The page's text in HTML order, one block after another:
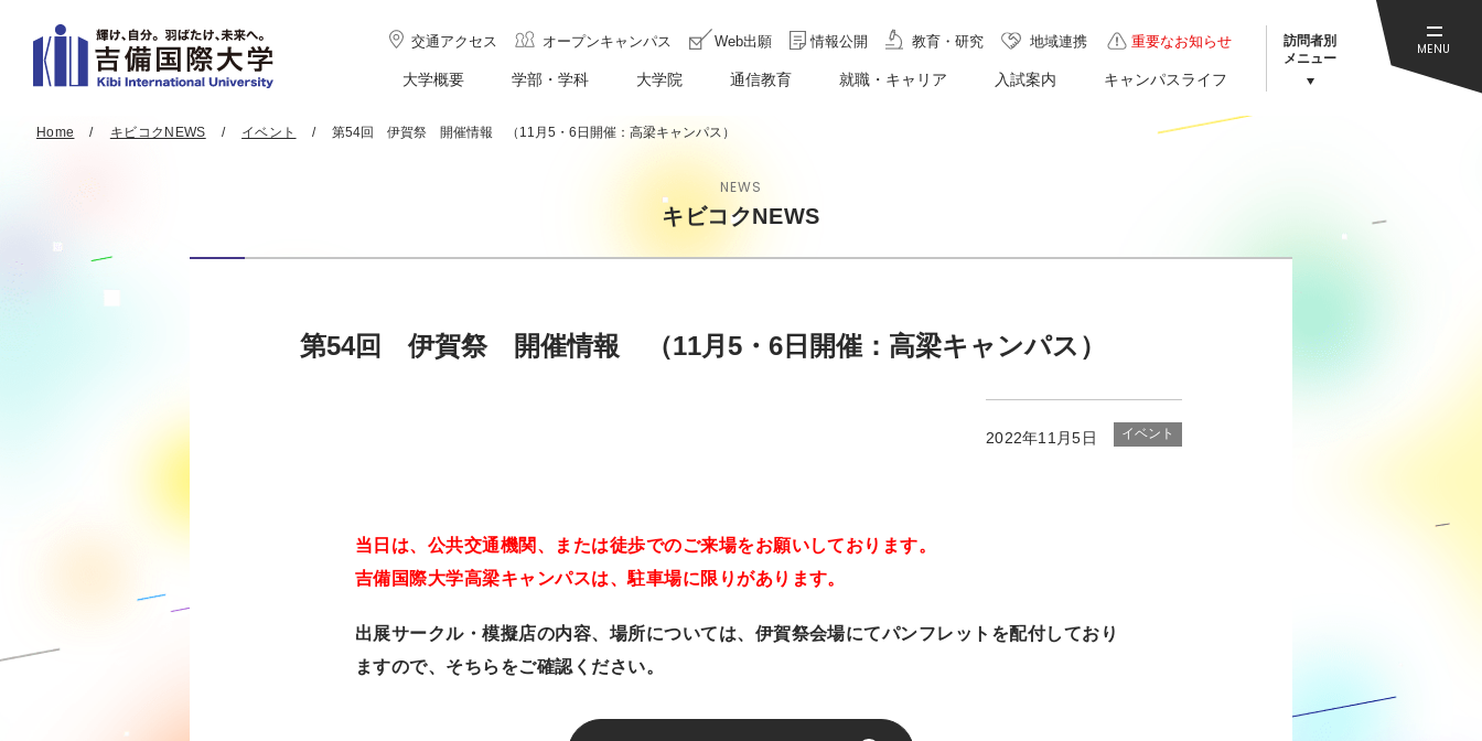
交通アクセス オープンキャンパス Web出願 情報公開 教育・研究 地域連携 重要なお知らせ
大学概要 学部・学科 大学院 通信教育 就職・キャリア 入試案内 キャンパスライフ
訪問者別
メニュー
MENU
Home キビコクNEWS イベント 第54回 伊賀祭 開催情報 （11月5・6日開催：高梁キャンパス）
NEWS
キビコクNEWS
第54回 伊賀祭 開催情報 （11月5・6日開催：高梁キャンパス）
2022年11月5日 イベント
当日は、公共交通機関、または徒歩でのご来場をお願いしております。
吉備国際大学高梁キャンパスは、駐車場に限りがあります。
出展サークル・模擬店の内容、場所については、伊賀祭会場にてパンフレットを配付しており
ますので、そちらをご確認ください。